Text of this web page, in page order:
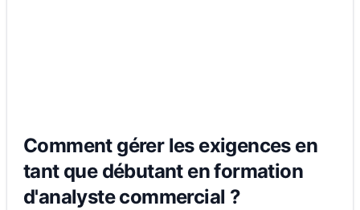
Comment gérer les exigences en
tant que débutant en formation
d'analyste commercial ?